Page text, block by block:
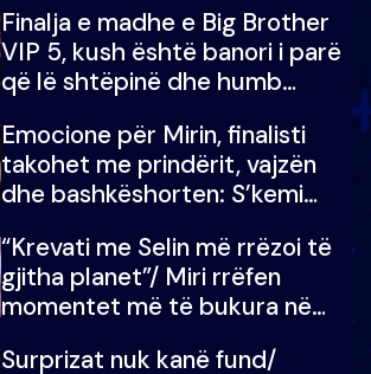
Finalja e madhe e Big Brother
VIP 5, kush është banori i parë
që lë shtëpinë dhe humb
çmimin e madh
Emocione për Mirin, finalisti
takohet me prindërit, vajzën
dhe bashkëshorten: S’kemi
“Krevati me Selin më rrëzoi të
gjitha planet”/ Miri rrëfen
momentet më të bukura në
mungojë zilja e mëngjesit kur…
Surprizat nuk kanë fund/